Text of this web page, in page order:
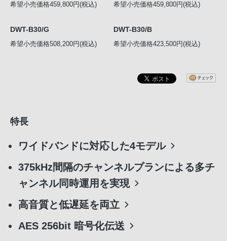
希望小売価格459,800円(税込) 希望小売価格459,800円(税込)
DWT-B30/G
希望小売価格508,200円(税込)
DWT-B30/B
希望小売価格423,500円(税込)
特長
ワイドバンドに対応した4モデル
375kHz間隔のチャンネルプランによる多チ
ャンネル同時運用を実現
高音質と低遅延を両立
AES 256bit 暗号化伝送